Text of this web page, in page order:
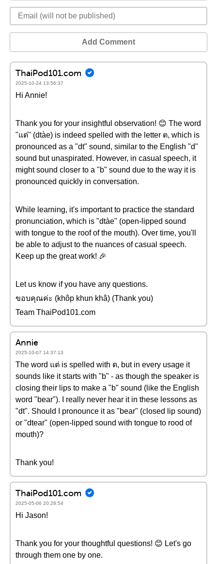
Add Comment
ThaiPod101.com
2025-10-24 13:56:37
Hi Annie!
Thank you for your insightful observation! 😊 The word
"แต่" (dtàe) is indeed spelled with the letter ต, which is
pronounced as a "dt" sound, similar to the English "d"
sound but unaspirated. However, in casual speech, it
might sound closer to a "b" sound due to the way it is
pronounced quickly in conversation.
While learning, it's important to practice the standard
pronunciation, which is "dtàe" (open-lipped sound
with tongue to the roof of the mouth). Over time, you'll
be able to adjust to the nuances of casual speech.
Keep up the great work! 🎉
Let us know if you have any questions.
ขอบคุณค่ะ (khôp khun khâ) (Thank you)
Team ThaiPod101.com
Annie
2025-10-07 14:37:13
The word แต่ is spelled with ต, but in every usage it
sounds like it starts with "b" - as though the speaker is
closing their lips to make a "b" sound (like the English
word "bear"). I really never hear it in these lessons as
"dt". Should I pronounce it as "bear" (closed lip sound)
or "dtear" (open-lipped sound with tongue to rood of
mouth)?
Thank you!
ThaiPod101.com
2025-05-06 20:28:54
Hi Jason!
Thank you for your thoughtful questions! 😊 Let's go
through them one by one.